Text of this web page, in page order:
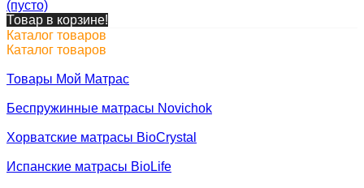
(пусто)
Товар в корзине!
Каталог товаров
Каталог товаров
Товары Мой Матрас
Беспружинные матрасы Novichok
Хорватские матрасы BioCrystal
Испанские матрасы BioLife